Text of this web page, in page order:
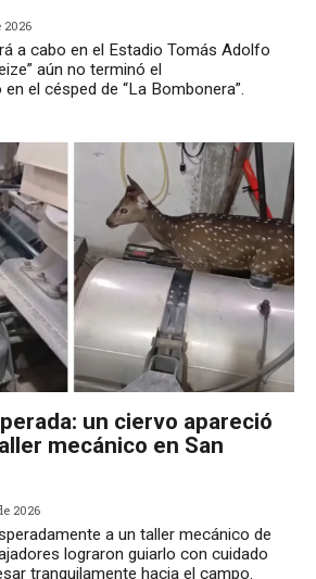
2026
a cabo en el Estadio Tomás Adolfo
aún no terminó el
el césped de “La Bombonera”.
un ciervo apareció
mecánico en San
2026
a un taller mecánico de
lograron guiarlo con cuidado
tranquilamente hacia el campo.